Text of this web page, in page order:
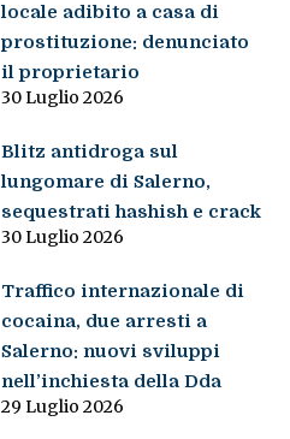
locale adibito a casa di
prostituzione: denunciato
il proprietario
30 Luglio 2026
Blitz antidroga sul
lungomare di Salerno,
sequestrati hashish e crack
30 Luglio 2026
Traffico internazionale di
cocaina, due arresti a
Salerno: nuovi sviluppi
nell’inchiesta della Dda
29 Luglio 2026